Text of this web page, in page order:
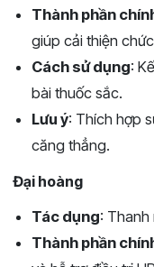
Thành phần
giúp cải thiện
Cách sử dụng:
bài thuốc sắc.
Lưu ý: Thích hợp
căng thẳng.
Đại hoàng
Tác dụng: Thanh
Thành phần